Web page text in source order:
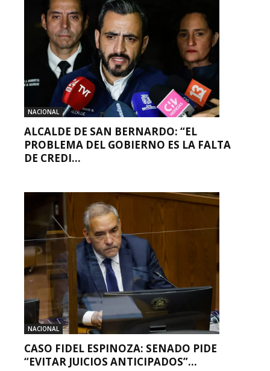
NACIONAL
ALCALDE DE SAN BERNARDO: “EL
PROBLEMA DEL GOBIERNO ES LA FALTA
DE CREDI...
NACIONAL
CASO FIDEL ESPINOZA: SENADO PIDE
“EVITAR JUICIOS ANTICIPADOS”...